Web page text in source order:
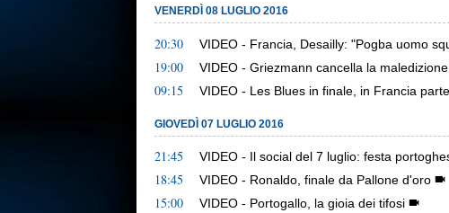
VENERDÌ 08 LUGLIO 2016
20:30 VIDEO - Francia, Desailly: "Pogba uomo
19:00 VIDEO - Griezmann cancella la
09:15 VIDEO - Les Blues in finale, in Francia
GIOVEDÌ 07 LUGLIO 2016
21:45 VIDEO - Il social del 7 luglio: festa
18:45 VIDEO - Ronaldo, finale da Pallone d'oro
15:00 VIDEO - Portogallo, la gioia dei tifosi